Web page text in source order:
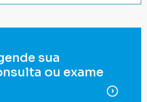
sua
ou exame
para